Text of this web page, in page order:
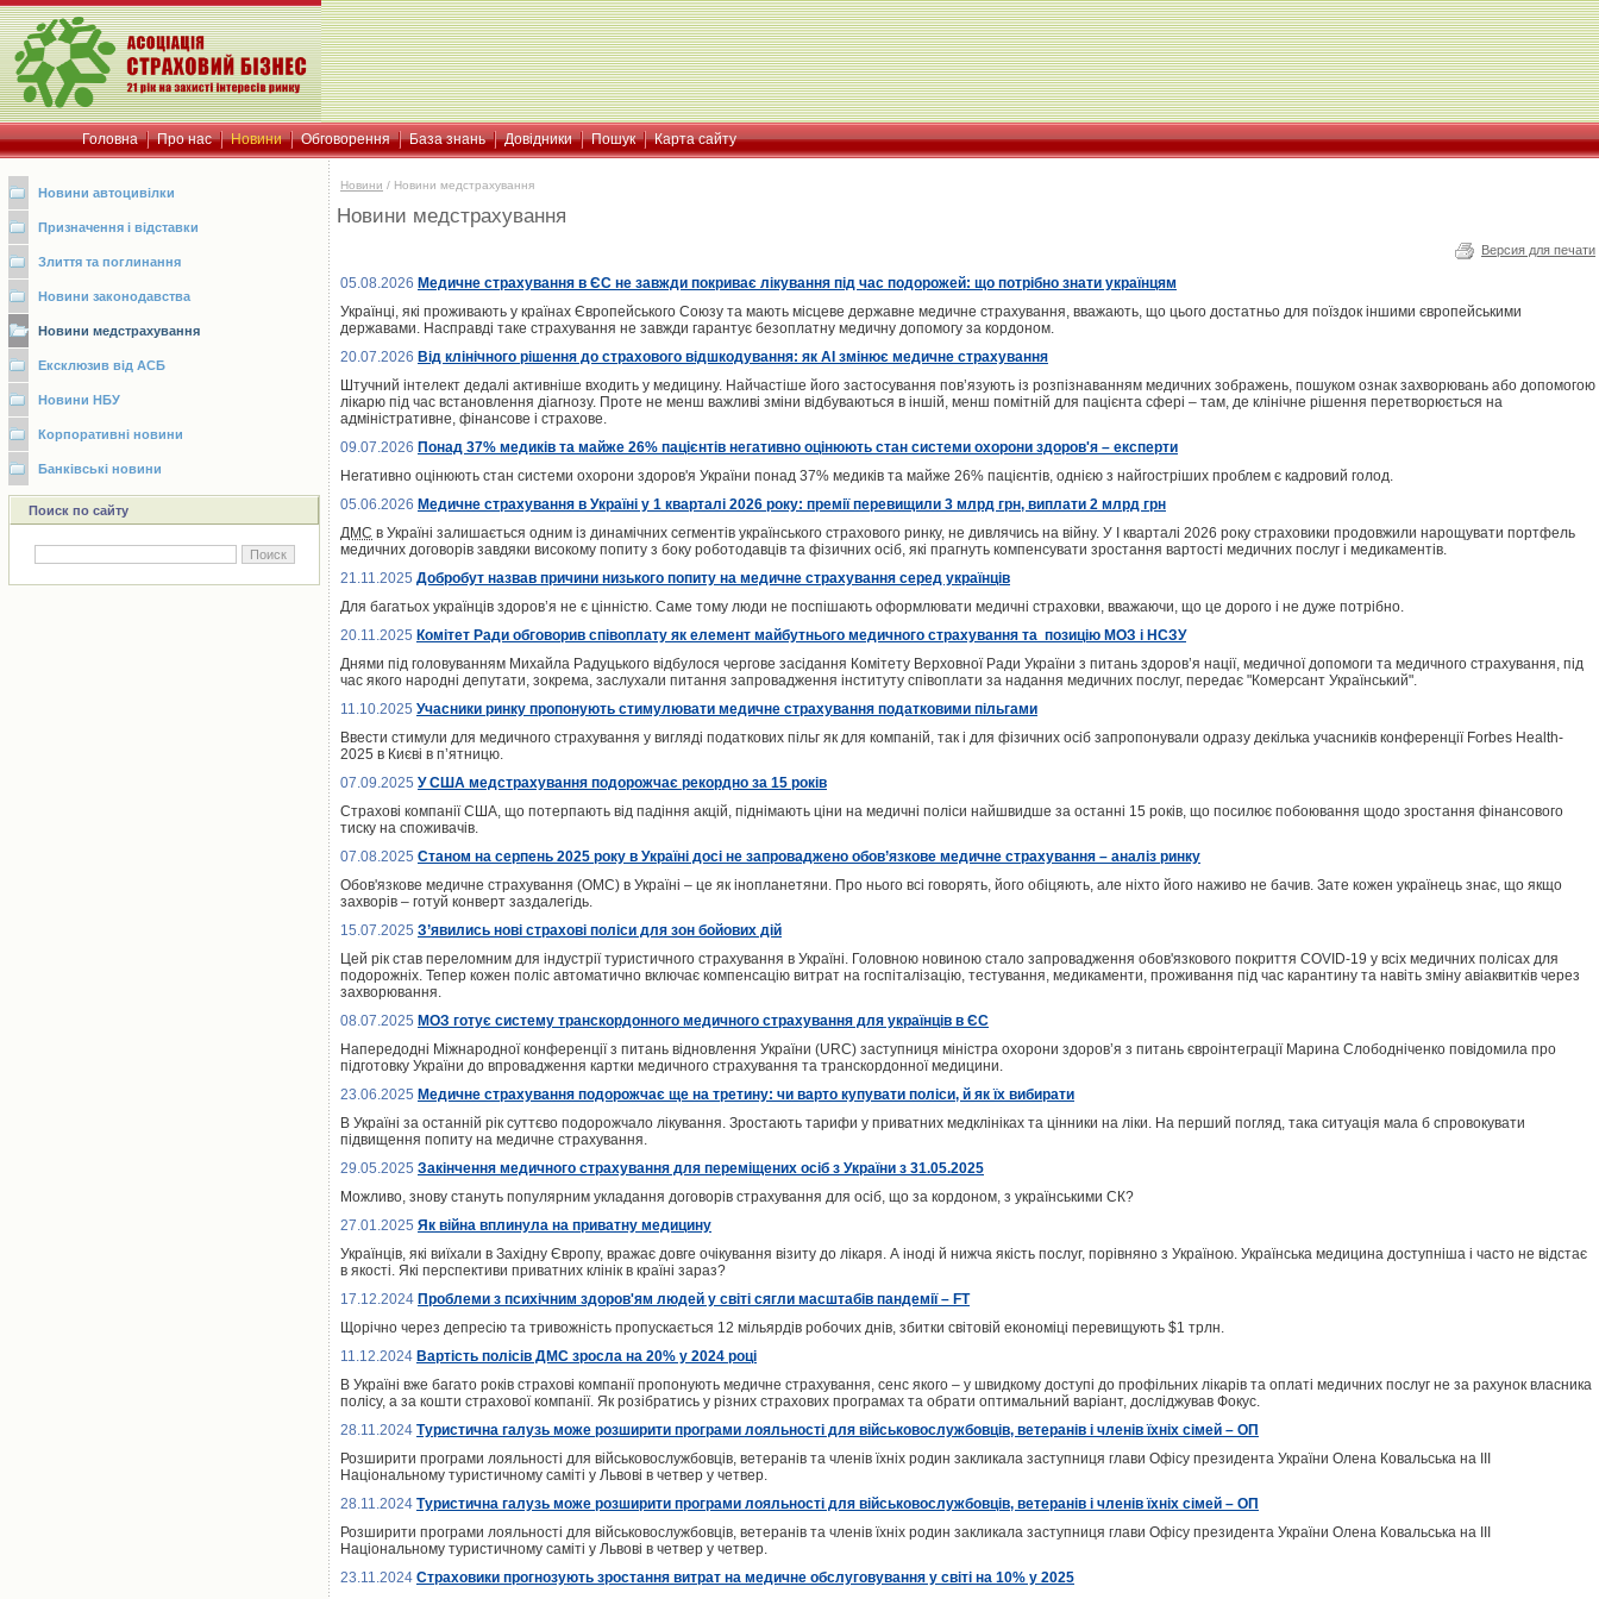
Головна Про нас Новини Обговорення База знань Довідники Пошук Карта сайту
Новини автоцивілки
Призначення і відставки
Злиття та поглинання
Новини законодавства
Новини медстрахування
Ексклюзив від АСБ
Новини НБУ
Корпоративні новини
Банківські новини
Поиск по сайту
Новини / Новини медстрахування
Новини медстрахування
Версия для печати
05.08.2026 Медичне страхування в ЄС не завжди покриває лікування під час подорожей: що потрібно знати українцям
Українці, які проживають у країнах Європейського Союзу та мають місцеве державне медичне страхування, вважають, що цього достатньо для поїздок іншими європейськими
державами. Насправді таке страхування не завжди гарантує безоплатну медичну допомогу за кордоном.
20.07.2026 Від клінічного рішення до страхового відшкодування: як AI змінює медичне страхування
Штучний інтелект дедалі активніше входить у медицину. Найчастіше його застосування пов’язують із розпізнаванням медичних зображень, пошуком ознак захворювань або допомогою
лікарю під час встановлення діагнозу. Проте не менш важливі зміни відбуваються в іншій, менш помітній для пацієнта сфері – там, де клінічне рішення перетворюється на
адміністративне, фінансове і страхове.
09.07.2026 Понад 37% медиків та майже 26% пацієнтів негативно оцінюють стан системи охорони здоров'я – експерти
Негативно оцінюють стан системи охорони здоров'я України понад 37% медиків та майже 26% пацієнтів, однією з найгостріших проблем є кадровий голод.
05.06.2026 Медичне страхування в Україні у 1 кварталі 2026 року: премії перевищили 3 млрд грн, виплати 2 млрд грн
ДМС в Україні залишається одним із динамічних сегментів українського страхового ринку, не дивлячись на війну. У І кварталі 2026 року страховики продовжили нарощувати портфель
медичних договорів завдяки високому попиту з боку роботодавців та фізичних осіб, які прагнуть компенсувати зростання вартості медичних послуг і медикаментів.
21.11.2025 Добробут назвав причини низького попиту на медичне страхування серед українців
Для багатьох українців здоров’я не є цінністю. Саме тому люди не поспішають оформлювати медичні страховки, вважаючи, що це дорого і не дуже потрібно.
20.11.2025 Комітет Ради обговорив співоплату як елемент майбутнього медичного страхування та позицію МОЗ і НСЗУ
Днями під головуванням Михайла Радуцького відбулося чергове засідання Комітету Верховної Ради України з питань здоров’я нації, медичної допомоги та медичного страхування, під
час якого народні депутати, зокрема, заслухали питання запровадження інституту співоплати за надання медичних послуг, передає "Комерсант Український".
11.10.2025 Учасники ринку пропонують стимулювати медичне страхування податковими пільгами
Ввести стимули для медичного страхування у вигляді податкових пільг як для компаній, так і для фізичних осіб запропонували одразу декілька учасників конференції Forbes Health-
2025 в Києві в п’ятницю.
07.09.2025 У США медстрахування подорожчає рекордно за 15 років
Страхові компанії США, що потерпають від падіння акцій, піднімають ціни на медичні поліси найшвидше за останні 15 років, що посилює побоювання щодо зростання фінансового
тиску на споживачів.
07.08.2025 Станом на серпень 2025 року в Україні досі не запроваджено обов’язкове медичне страхування – аналіз ринку
Обов'язкове медичне страхування (ОМС) в Україні – це як інопланетяни. Про нього всі говорять, його обіцяють, але ніхто його наживо не бачив. Зате кожен українець знає, що якщо
захворів – готуй конверт заздалегідь.
15.07.2025 З’явились нові страхові поліси для зон бойових дій
Цей рік став переломним для індустрії туристичного страхування в Україні. Головною новиною стало запровадження обов'язкового покриття COVID-19 у всіх медичних полісах для
подорожніх. Тепер кожен поліс автоматично включає компенсацію витрат на госпіталізацію, тестування, медикаменти, проживання під час карантину та навіть зміну авіаквитків через
захворювання.
08.07.2025 МОЗ готує систему транскордонного медичного страхування для українців в ЄС
Напередодні Міжнародної конференції з питань відновлення України (URC) заступниця міністра охорони здоров’я з питань євроінтеграції Марина Слободніченко повідомила про
підготовку України до впровадження картки медичного страхування та транскордонної медицини.
23.06.2025 Медичне страхування подорожчає ще на третину: чи варто купувати поліси, й як їх вибирати
В Україні за останній рік суттєво подорожчало лікування. Зростають тарифи у приватних медклініках та цінники на ліки. На перший погляд, така ситуація мала б спровокувати
підвищення попиту на медичне страхування.
29.05.2025 Закінчення медичного страхування для переміщених осіб з України з 31.05.2025
Можливо, знову стануть популярним укладання договорів страхування для осіб, що за кордоном, з українськими СК?
27.01.2025 Як війна вплинула на приватну медицину
Українців, які виїхали в Західну Європу, вражає довге очікування візиту до лікаря. А іноді й нижча якість послуг, порівняно з Україною. Українська медицина доступніша і часто не відстає
в якості. Які перспективи приватних клінік в країні зараз?
17.12.2024 Проблеми з психічним здоров'ям людей у світі сягли масштабів пандемії – FT
Щорічно через депресію та тривожність пропускається 12 мільярдів робочих днів, збитки світовій економіці перевищують $1 трлн.
11.12.2024 Вартість полісів ДМС зросла на 20% у 2024 році
В Україні вже багато років страхові компанії пропонують медичне страхування, сенс якого – у швидкому доступі до профільних лікарів та оплаті медичних послуг не за рахунок власника
полісу, а за кошти страхової компанії. Як розібратись у різних страхових програмах та обрати оптимальний варіант, досліджував Фокус.
28.11.2024 Туристична галузь може розширити програми лояльності для військовослужбовців, ветеранів і членів їхніх сімей – ОП
Розширити програми лояльності для військовослужбовців, ветеранів та членів їхніх родин закликала заступниця глави Офісу президента України Олена Ковальська на ІІІ
Національному туристичному саміті у Львові в четвер у четвер.
28.11.2024 Туристична галузь може розширити програми лояльності для військовослужбовців, ветеранів і членів їхніх сімей – ОП
Розширити програми лояльності для військовослужбовців, ветеранів та членів їхніх родин закликала заступниця глави Офісу президента України Олена Ковальська на ІІІ
Національному туристичному саміті у Львові в четвер у четвер.
23.11.2024 Страховики прогнозують зростання витрат на медичне обслуговування у світі на 10% у 2025